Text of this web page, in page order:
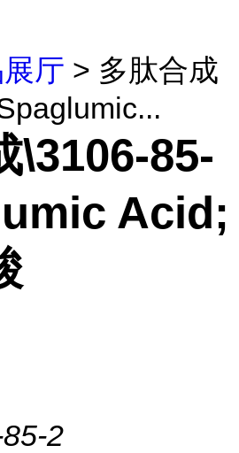
厅 > 多肽合成
\3106-85-
Acid;
2